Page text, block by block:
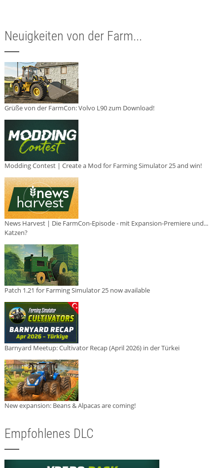
Neuigkeiten von der Farm...
Grüße von der FarmCon: Volvo L90 zum Download!
Modding Contest | Create a Mod for Farming Simulator 25 and win!
News Harvest | Die FarmCon-Episode - mit Expansion-Premiere und...
Katzen?
Patch 1.21 for Farming Simulator 25 now available
Barnyard Meetup: Cultivator Recap (April 2026) in der Türkei
New expansion: Beans & Alpacas are coming!
Empfohlenes DLC